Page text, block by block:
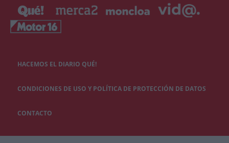
HACEMOS EL DIARIO QUÉ!
CONDICIONES DE USO Y POLÍTICA DE PROTECCIÓN DE DATOS
CONTACTO